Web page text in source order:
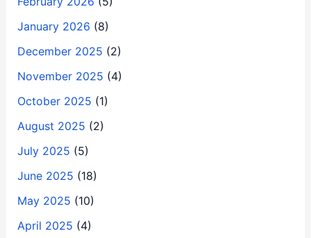
January 2026 (8)
December 2025 (2)
November 2025 (4)
October 2025 (1)
August 2025 (2)
July 2025 (5)
June 2025 (18)
May 2025 (10)
April 2025 (4)